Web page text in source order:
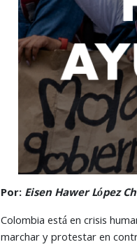
Por:Eisen Hawer López
Colombia está en crisis
marchar y protestar en